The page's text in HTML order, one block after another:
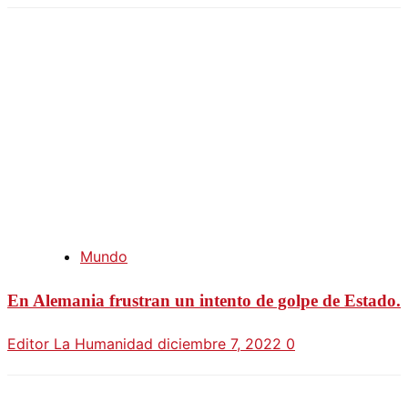
Mundo
En Alemania frustran un intento de golpe de Estado.
Editor La Humanidad diciembre 7, 2022 0